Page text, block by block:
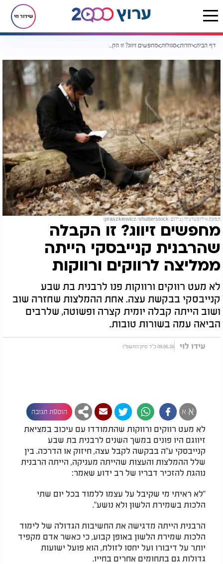
שידור חי
דף הבית יהדות סגולות מחפשים זיווג? זו הקבלה שהרבנית קנייבסקי הייתה ממליצה לרווקים ורווקות
תמונת אילוסטרציה (צילום: praszkiewicz/shutterstock)
מחפשים זיווג? זו הקבלה
שהרבנית קנייבסקי הייתה
ממליצה לרווקים ורווקות
לא מעט רווקים ורווקות פנו לרבנית בת שבע
קנייבסקי בבקשת עצה. אחת ההמלצות שחזרה שוב
ושוב הייתה קבלה יומית קצרה ופשוטה, שלרבים
הביאה עמה בשורות טובות.
עידו לוי 09.06.26 כ"ד סיון התשפ"ו
א א הוספת תגובה
לא מעט רווקים ורווקות שהתמודדו עם עיכוב במציאת
זיווגם היו פונים במשך השנים לרבנית בת שבע
קנייבסקי ע"ה בבקשה לקבל עצה, חיזוק או הדרכה. בין
שלל ההמלצות והעצות שהייתה מעניקה, הייתה הרבנית
נוהגת להזכיר דבריו של רב ידוע שאמר:
"לא ראיתי מי שקיבל על עצמו ללמוד בכל יום שתי
הלכות בשמירת הלשון ולא נושע".
הרבנית הייתה מדגישה את החשיבות הגדולה של לימוד
הלכות שמירת הלשון באופן קבוע, כי כאשר אדם מקפיד
יותר על דיבורו ועל יחסו לזולת, הוא פועל ישועות
גדולות גם בתחומים אחרים בחייו.